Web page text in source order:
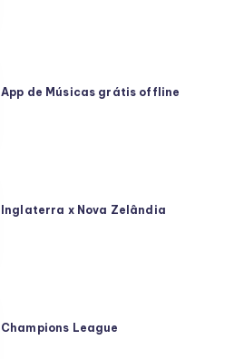
App de Músicas grátis offline
Inglaterra x Nova Zelândia
Champions League